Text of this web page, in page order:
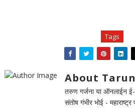
Tags
About
तरुण गर्जना या ऑनलाईन
संतोष गंभीर भोई -